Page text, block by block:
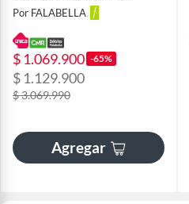
Almohadas + Protector
Por FALABELLA
$ 1.069.900 -65%
$ 1.129.900
$ 3.069.990
Agregar